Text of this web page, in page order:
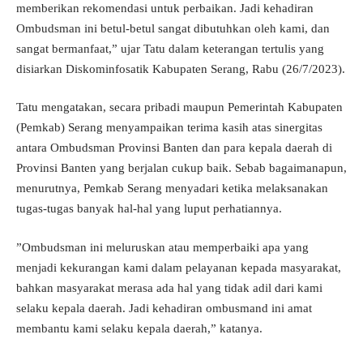
memberikan rekomendasi untuk perbaikan. Jadi kehadiran
Ombudsman ini betul-betul sangat dibutuhkan oleh kami, dan
sangat bermanfaat,” ujar Tatu dalam keterangan tertulis yang
disiarkan Diskominfosatik Kabupaten Serang, Rabu (26/7/2023).
Tatu mengatakan, secara pribadi maupun Pemerintah Kabupaten
(Pemkab) Serang menyampaikan terima kasih atas sinergitas
antara Ombudsman Provinsi Banten dan para kepala daerah di
Provinsi Banten yang berjalan cukup baik. Sebab bagaimanapun,
menurutnya, Pemkab Serang menyadari ketika melaksanakan
tugas-tugas banyak hal-hal yang luput perhatiannya.
”Ombudsman ini meluruskan atau memperbaiki apa yang
menjadi kekurangan kami dalam pelayanan kepada masyarakat,
bahkan masyarakat merasa ada hal yang tidak adil dari kami
selaku kepala daerah. Jadi kehadiran ombusmand ini amat
membantu kami selaku kepala daerah,” katanya.